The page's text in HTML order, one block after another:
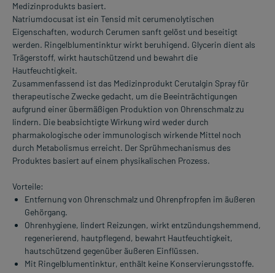
Medizinprodukts basiert.
Natriumdocusat ist ein Tensid mit cerumenolytischen
Eigenschaften, wodurch Cerumen sanft gelöst und beseitigt
werden. Ringelblumentinktur wirkt beruhigend. Glycerin dient als
Trägerstoff, wirkt hautschützend und bewahrt die
Hautfeuchtigkeit.
Zusammenfassend ist das Medizinprodukt Cerutalgin Spray für
therapeutische Zwecke gedacht, um die Beeinträchtigungen
aufgrund einer übermäßigen Produktion von Ohrenschmalz zu
lindern. Die beabsichtigte Wirkung wird weder durch
pharmakologische oder immunologisch wirkende Mittel noch
durch Metabolismus erreicht. Der Sprühmechanismus des
Produktes basiert auf einem physikalischen Prozess.
Vorteile:
Entfernung von Ohrenschmalz und Ohrenpfropfen im äußeren
Gehörgang.
Ohrenhygiene, lindert Reizungen, wirkt entzündungshemmend,
regenerierend, hautpflegend, bewahrt Hautfeuchtigkeit,
hautschützend gegenüber äußeren Einflüssen.
Mit Ringelblumentinktur, enthält keine Konservierungsstoffe.